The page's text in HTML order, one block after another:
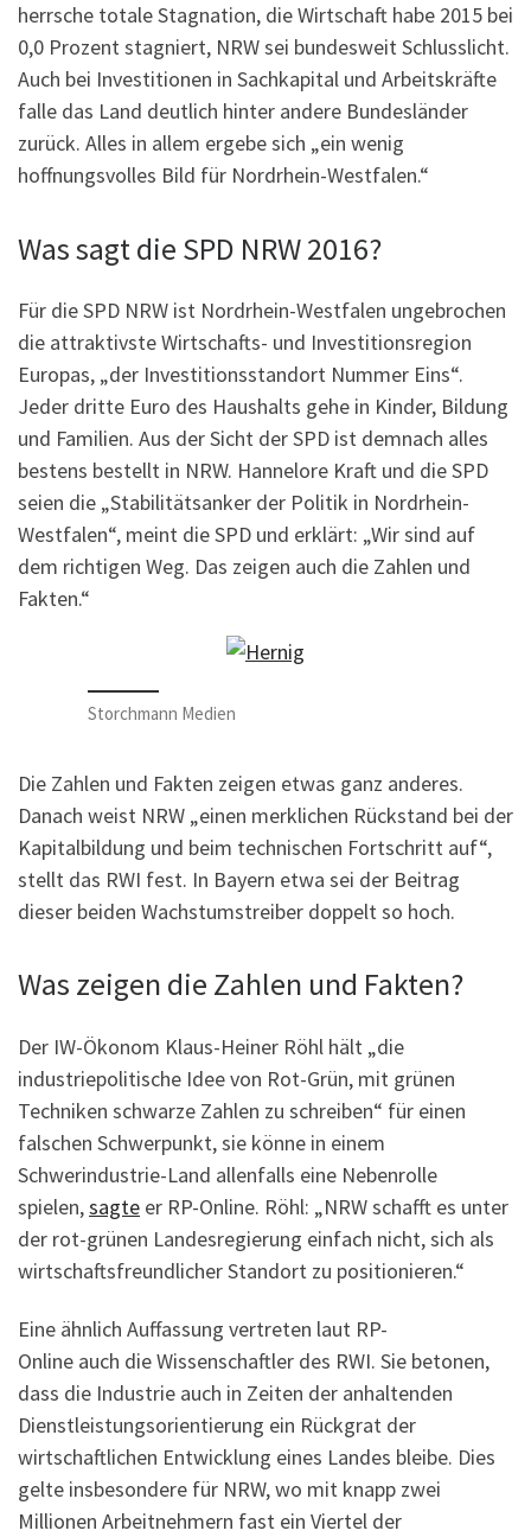
herrsche totale Stagnation, die Wirtschaft habe 2015 bei
0,0 Prozent stagniert, NRW sei bundesweit Schlusslicht.
Auch bei Investitionen in Sachkapital und Arbeitskräfte
falle das Land deutlich hinter andere Bundesländer
zurück. Alles in allem ergebe sich „ein wenig
hoffnungsvolles Bild für Nordrhein-Westfalen.“
Was sagt die SPD NRW 2016?
Für die SPD NRW ist Nordrhein-Westfalen ungebrochen
die attraktivste Wirtschafts- und Investitionsregion
Europas, „der Investitionsstandort Nummer Eins“.
Jeder dritte Euro des Haushalts gehe in Kinder, Bildung
und Familien. Aus der Sicht der SPD ist demnach alles
bestens bestellt in NRW. Hannelore Kraft und die SPD
seien die „Stabilitätsanker der Politik in Nordrhein-
Westfalen“, meint die SPD und erklärt: „Wir sind auf
dem richtigen Weg. Das zeigen auch die Zahlen und
Fakten.“
Storchmann Medien
Die Zahlen und Fakten zeigen etwas ganz anderes.
Danach weist NRW „einen merklichen Rückstand bei der
Kapitalbildung und beim technischen Fortschritt auf“,
stellt das RWI fest. In Bayern etwa sei der Beitrag
dieser beiden Wachstumstreiber doppelt so hoch.
Was zeigen die Zahlen und Fakten?
Der IW-Ökonom Klaus-Heiner Röhl hält „die
industriepolitische Idee von Rot-Grün, mit grünen
Techniken schwarze Zahlen zu schreiben“ für einen
falschen Schwerpunkt, sie könne in einem
Schwerindustrie-Land allenfalls eine Nebenrolle
spielen,sagte er RP-Online. Röhl: „NRW schafft es unter
der rot-grünen Landesregierung einfach nicht, sich als
wirtschaftsfreundlicher Standort zu positionieren.“
Eine ähnlich Auffassung vertreten laut RP-
Online auch die Wissenschaftler des RWI. Sie betonen,
dass die Industrie auch in Zeiten der anhaltenden
Dienstleistungsorientierung ein Rückgrat der
wirtschaftlichen Entwicklung eines Landes bleibe. Dies
gelte insbesondere für NRW, wo mit knapp zwei
Millionen Arbeitnehmern fast ein Viertel der